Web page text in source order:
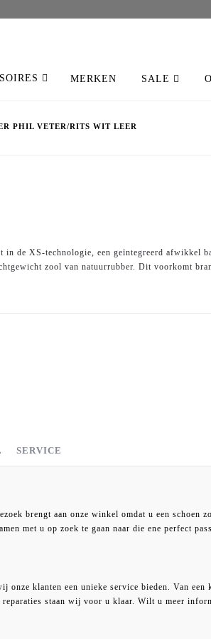
MERKEN SALE
PHIL VETER/RITS WIT LEER
de XS-technologie, een geïntegreerd afwikkel
zool van natuurrubber. Dit voorkomt
door PostNL bij uw thuis geleverd.
u het tot 14 dagen na afleverdatum retour
bewijs goed bewaart. In het geval van
wij ernaar het door ons verschuldigde bedrag
schadevergoeding.
CM
M
23,75
24
SERVICE
brengt aan onze winkel omdat u een
met u op zoek te gaan naar die ene perfect
onze klanten een unieke service bieden. Van
staan wij voor u klaar. Wilt u meer